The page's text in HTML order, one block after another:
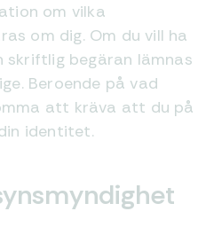
om vilka
om dig. Om du vill ha
skriftlig begäran lämnas
Beroende på vad
att kräva att du på
identitet.